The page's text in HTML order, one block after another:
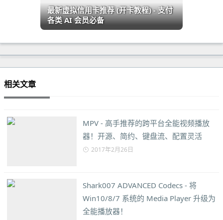
最新虚拟信用卡推荐 (开卡教程) - 支付
各类 AI 会员必备
相关文章
MPV - 高手推荐的跨平台全能视频播放
器！开源、简约、键盘流、配置灵活
2017年2月26日
Shark007 ADVANCED Codecs - 将
Win10/8/7 系统的 Media Player 升级为
全能播放器！